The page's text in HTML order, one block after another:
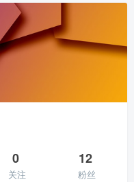
0
关注
12
粉丝